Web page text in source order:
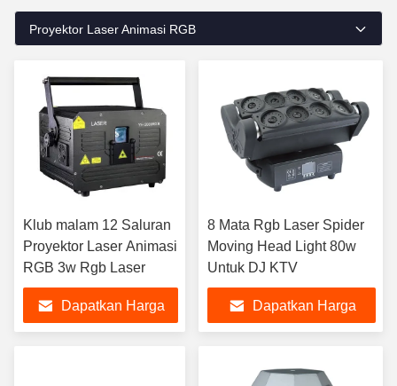
Proyektor Laser Animasi RGB
Klub malam 12 Saluran
Proyektor Laser Animasi
RGB 3w Rgb Laser
Dapatkan Harga
8 Mata Rgb Laser Spider
Moving Head Light 80w
Untuk DJ KTV
Dapatkan Harga